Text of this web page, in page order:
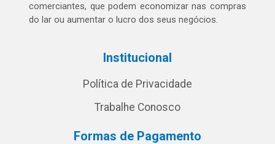
comerciantes, que podem economizar nas compras
do lar ou aumentar o lucro dos seus negócios.
Institucional
Política de Privacidade
Trabalhe Conosco
Formas de Pagamento